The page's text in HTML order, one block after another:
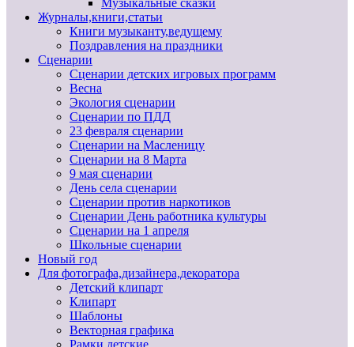
Журналы,книги,статьи
Книги музыканту,ведущему
Поздравления на праздники
Сценарии
Сценарии детских игровых программ
Весна
Экология сценарии
Сценарии по ПДД
23 февраля сценарии
Сценарии на Масленицу
Сценарии на 8 Марта
9 мая сценарии
День села сценарии
Сценарии против наркотиков
Сценарии День работника культуры
Сценарии на 1 апреля
Школьные сценарии
Новый год
Для фотографа,дизайнера,декоратора
Детский клипарт
Клипарт
Шаблоны
Векторная графика
Рамки детские